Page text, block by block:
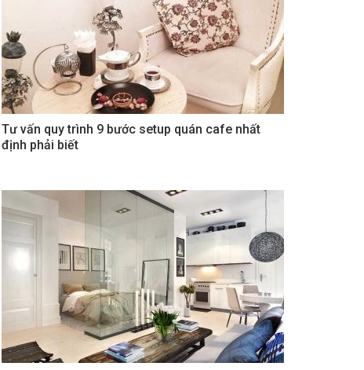
Tư vấn quy trình 9 bước setup quán cafe nhất
định phải biết